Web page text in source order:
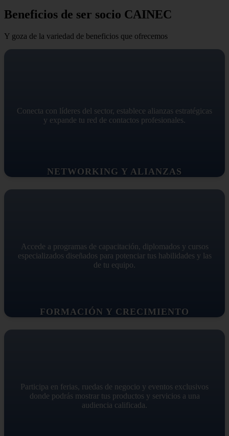
Beneficios de ser socio CAINEC
Y goza de la variedad de beneficios que ofrecemos
NETWORKING Y ALIANZAS
Conecta con líderes del sector, establece alianzas estratégicas
y expande tu red de contactos profesionales.
FORMACIÓN Y CRECIMIENTO
Accede a programas de capacitación, diplomados y cursos
especializados diseñados para potenciar tus habilidades y las
de tu equipo.
Participa en ferias, ruedas de negocio y eventos exclusivos
donde podrás mostrar tus productos y servicios a una
audiencia calificada.